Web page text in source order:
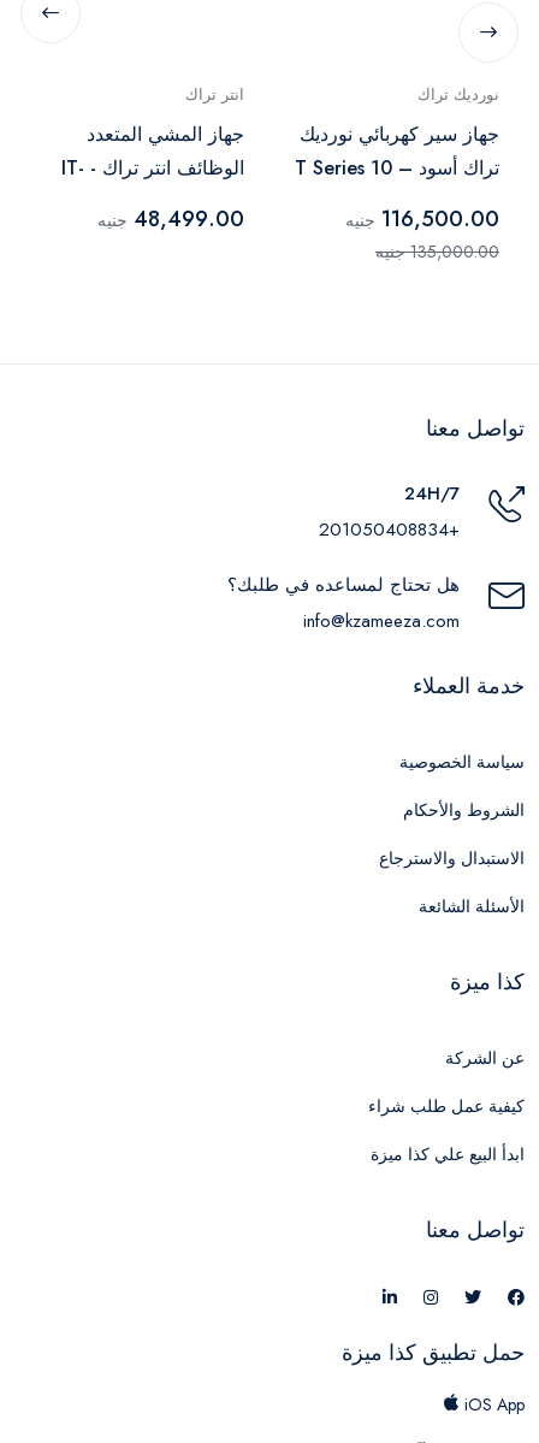
نورديك تراك
جهاز سير كهربائي نورديك
تراك أسود – T Series 10
116,500.00 جنيه
135,000.00 جنيه
انتر تراك
جهاز المشي المتعدد
الوظائف انتر تراك - IT-
48,499.00 جنيه
تواصل معنا
24H/7
+201050408834
هل تحتاج لمساعده في طلبك؟
info@kzameeza.com
خدمة العملاء
سياسة الخصوصية
الشروط والأحكام
الاستبدال والاسترجاع
الأسئلة الشائعة
كذا ميزة
عن الشركة
كيفية عمل طلب شراء
ابدأ البيع علي كذا ميزة
تواصل معنا
حمل تطبيق كذا ميزة
iOS App